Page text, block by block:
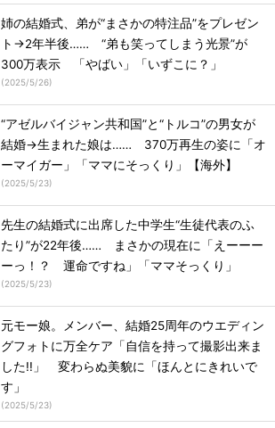
姉の結婚式、弟が“まさかの特注品”をプレゼン
ト→2年半後…… “弟も笑ってしまう光景”が
300万表示 「やばい」「いずこに？」
(2025/5/26)
“アゼルバイジャン共和国”と“トルコ”の男女が
結婚→生まれた娘は…… 370万再生の姿に「オ
ーマイガー」「ママにそっくり」【海外】
(2025/5/23)
先生の結婚式に出席した中学生“生徒代表のふ
たり”が22年後…… まさかの現在に「えーーー
ーっ！？ 運命ですね」「ママそっくり」
(2025/5/23)
元モー娘。メンバー、結婚25周年のウエディン
グフォトに万全ケア「自信を持って撮影出来ま
した!!」 変わらぬ美貌に「ほんとにきれいで
す」
(2025/5/23)